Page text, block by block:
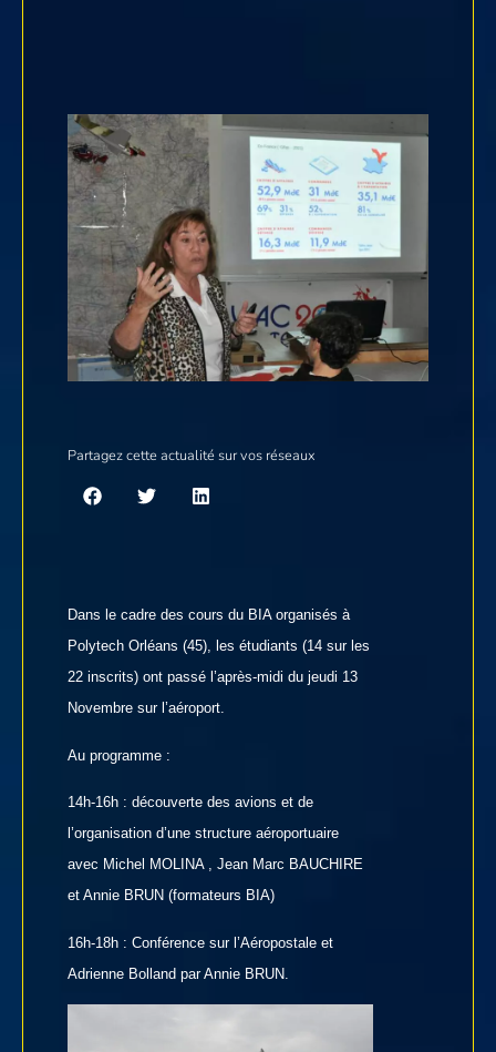
Partagez cette actualité sur vos réseaux
Dans le cadre des cours du BIA organisés à
Polytech Orléans (45), les étudiants (14 sur les
22 inscrits) ont passé l’après-midi du jeudi 13
Novembre sur l’aéroport.
Au programme :
14h-16h : découverte des avions et de
l’organisation d’une structure aéroportuaire
avec Michel MOLINA , Jean Marc BAUCHIRE
et Annie BRUN (formateurs BIA)
16h-18h : Conférence sur l’Aéropostale et
Adrienne Bolland par Annie BRUN.